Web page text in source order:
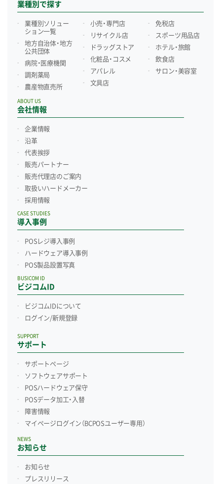
業種別で探す
業種別ソリュー
ション一覧
地方自治体・地方
公共団体
病院・医療機関
調剤薬局
農産物直売所
小売・専門店
リサイクル店
ドラッグストア
化粧品・コスメ
アパレル
文具店
免税店
スポーツ用品店
ホテル・旅館
飲食店
サロン・美容室
会社情報
ABOUT US
企業情報
沿革
代表挨拶
販売パートナー
販売代理店のご案内
取扱いハードメーカー
採用情報
導入事例
CASE STUDIES
POSレジ導入事例
ハードウェア導入事例
POS製品設置写真
ビジコムID
BUSICOM ID
ビジコムIDについて
ログイン/新規登録
サポート
SUPPORT
サポートページ
ソフトウェアサポート
POSハードウェア保守
POSデータ加工・入替
障害情報
マイページログイン （BCPOSユーザー専用）
お知らせ
NEWS
お知らせ
プレスリリース